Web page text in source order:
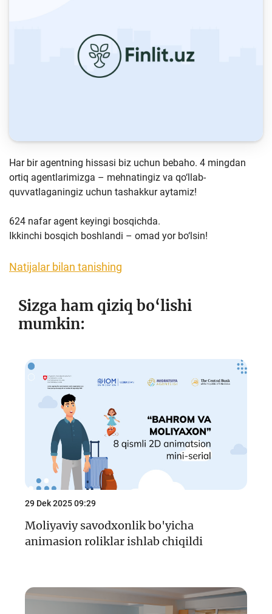
Finlit.uz yangiliklari
OAVda loyihalar
Interaktiv xizmatlar
Fotogalereya
Loyiha haqida
Kengaytirilgan qidiruv
Sayt xaritasi
Har bir agentning hissasi biz uchun bebaho. 4 mingdan
ortiq agentlarimizga – mehnatingiz va qo‘llab-
quvvatlaganingiz uchun tashakkur aytamiz!
624 nafar agent keyingi bosqichda.
Ikkinchi bosqich boshlandi – omad yor bo‘lsin!
Natijalar bilan tanishing
Sizga ham qiziq bo‘lishi
mumkin:
29 Dek 2025 09:29
Moliyaviy savodxonlik bo'yicha
animasion roliklar ishlab chiqildi